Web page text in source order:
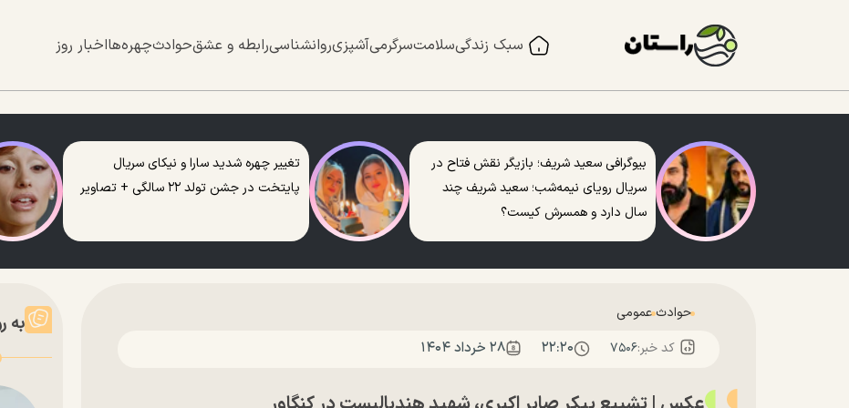
سبک زندگیسلامتسرگرمیآشپزیروانشناسیرابطه و عشقحوادثچهره‌هااخبار روز
بیوگرافی سعید شریف؛ بازیگر نقش فتاح در
سریال رویای نیمه‌شب؛ سعید شریف چند
سال دارد و همسرش کیست؟
تغییر چهره شدید سارا و نیکای سریال
پایتخت در جشن تولد ۲۲ سالگی + تصاویر
حوادث عمومی
کد خبر:۷۵۰۶ ۲۲:۲۰ ۲۸ خرداد ۱۴۰۴
به